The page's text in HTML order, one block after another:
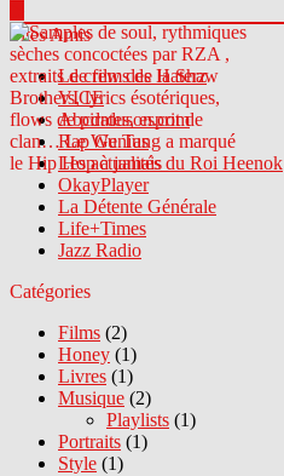
Sites Amis
Le crew des Haterz
VICE
Abcdrduson.com
Rap Genius
Les actualités du Roi Heenok
OkayPlayer
La Détente Générale
Life+Times
Jazz Radio
Catégories
Films (2)
Honey (1)
Livres (1)
Musique (2)
Playlists (1)
Portraits (1)
Style (1)